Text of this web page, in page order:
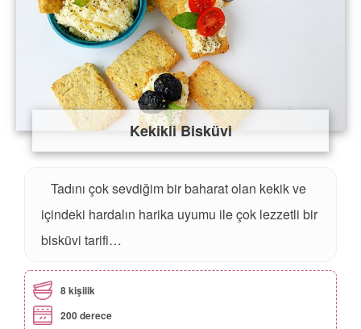
Kekikli Bisküvi
Tadını çok sevdiğim bir baharat olan kekik ve
içindeki hardalın harika uyumu ile çok lezzetli bir
bisküvi tarifi…
8 kişilik
200 derece